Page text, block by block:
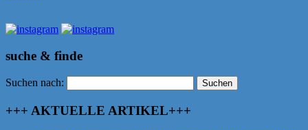
suche & finde
Suchen nach:
+++ AKTUELLE ARTIKEL+++